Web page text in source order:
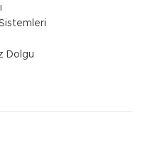
Dolgu